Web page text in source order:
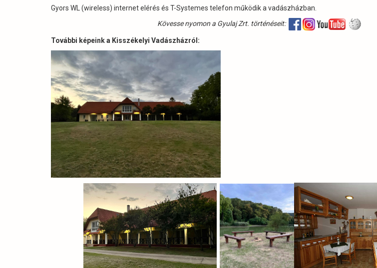
Gyors WL (wireless) internet elérés és T-Systemes telefon működik a vadászházban.
Kövesse nyomon a Gyulaj Zrt. történéseit:
További képeink a Kisszékelyi Vadászházról: